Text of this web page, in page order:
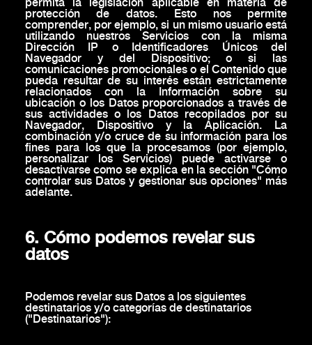
permita la legislación aplicable en materia de
protección de datos. Esto nos permite
comprender, por ejemplo, si un mismo usuario está
utilizando nuestros Servicios con la misma
Dirección IP o Identificadores Únicos del
Navegador y del Dispositivo; o si las
comunicaciones promocionales o el Contenido que
pueda resultar de su interés están estrictamente
relacionados con la Información sobre su
ubicación o los Datos proporcionados a través de
sus actividades o los Datos recopilados por su
Navegador, Dispositivo y la Aplicación. La
combinación y/o cruce de su información para los
fines para los que la procesamos (por ejemplo,
personalizar los Servicios) puede activarse o
desactivarse como se explica en la sección "Cómo
controlar sus Datos y gestionar sus opciones" más
adelante.
6. Cómo podemos revelar sus
datos
Podemos revelar sus Datos a los siguientes
destinatarios y/o categorías de destinatarios
("Destinatarios"):